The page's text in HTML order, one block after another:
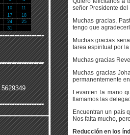
10
11
17
18
24
25
31
5629349
señor Presidente del
Muchas gracias,
tengo que
Muchas gracias
tarea espiritual por
Muchas gracias
Muchas gracias
permanentemente
Levanten la mano
llamamos las
Encuentran un país
Nos falta mucho,
Reducción en los